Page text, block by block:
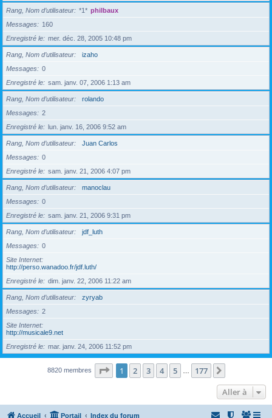
Rang, Nom d’utilisateur *1* philbaux
Messages
160
Enregistré le
mer. déc. 28, 2005 10:48 pm
Rang, Nom d’utilisateur
izaho
Messages
0
Enregistré le
sam. janv. 07, 2006 1:13 am
Rang, Nom d’utilisateur
rolando
Messages
2
Enregistré le
lun. janv. 16, 2006 9:52 am
Rang, Nom d’utilisateur
Juan Carlos
Messages
0
Enregistré le
sam. janv. 21, 2006 4:07 pm
Rang, Nom d’utilisateur
manoclau
Messages
0
Enregistré le
sam. janv. 21, 2006 9:31 pm
Rang, Nom d’utilisateur
jdf_luth
Messages
0
Site Internet
http://perso.wanadoo.fr/jdf.luth/
Enregistré le
dim. janv. 22, 2006 11:22 am
Rang, Nom d’utilisateur
zyryab
Messages
2
Site Internet
http://musicale9.net
Enregistré le
mar. janv. 24, 2006 11:52 pm
8820 membres Page 1sur177
1 2 3 4 5 177
Aller à
Accueil Portail Index du forum